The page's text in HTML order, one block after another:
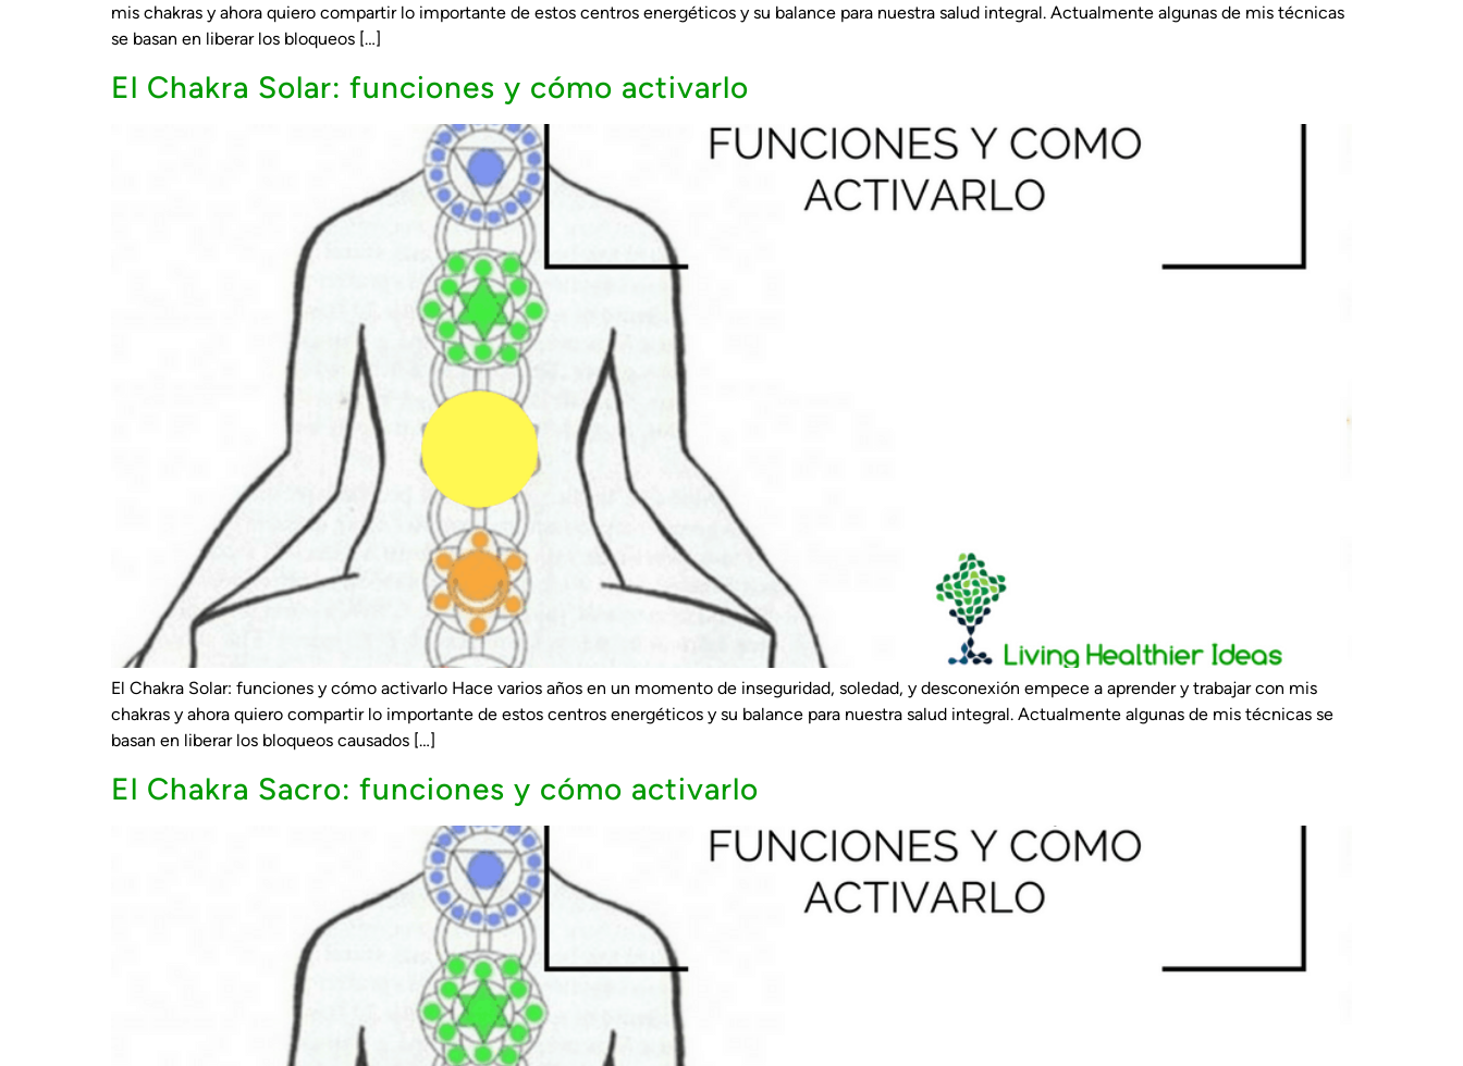
mis chakras y ahora quiero compartir lo importante de estos centros energéticos y su balance para nuestra salud integral. Actualmente algunas de mis técnicas
se basan en liberar los bloqueos […]
El Chakra Solar: funciones y cómo activarlo
El Chakra Solar: funciones y cómo activarlo Hace varios años en un momento de inseguridad, soledad, y desconexión empece a aprender y trabajar con mis
chakras y ahora quiero compartir lo importante de estos centros energéticos y su balance para nuestra salud integral. Actualmente algunas de mis técnicas se
basan en liberar los bloqueos causados […]
El Chakra Sacro: funciones y cómo activarlo